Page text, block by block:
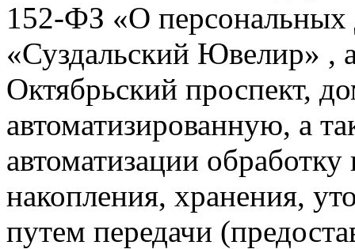
152-ФЗ «О
«Суздальский Ювелир» ,
Октябрьский проспект,
автоматизированную, а
автоматизации
накопления, хранения,
путем передачи